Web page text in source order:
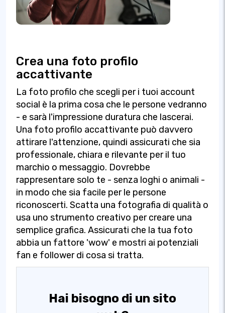
Crea una foto profilo
accattivante
La foto profilo che scegli per i tuoi account
social è la prima cosa che le persone vedranno
- e sarà l'impressione duratura che lascerai.
Una foto profilo accattivante può davvero
attirare l'attenzione, quindi assicurati che sia
professionale, chiara e rilevante per il tuo
marchio o messaggio. Dovrebbe
rappresentare solo te - senza loghi o animali -
in modo che sia facile per le persone
riconoscerti. Scatta una fotografia di qualità o
usa uno strumento creativo per creare una
semplice grafica. Assicurati che la tua foto
abbia un fattore 'wow' e mostri ai potenziali
fan e follower di cosa si tratta.
Hai bisogno di un sito